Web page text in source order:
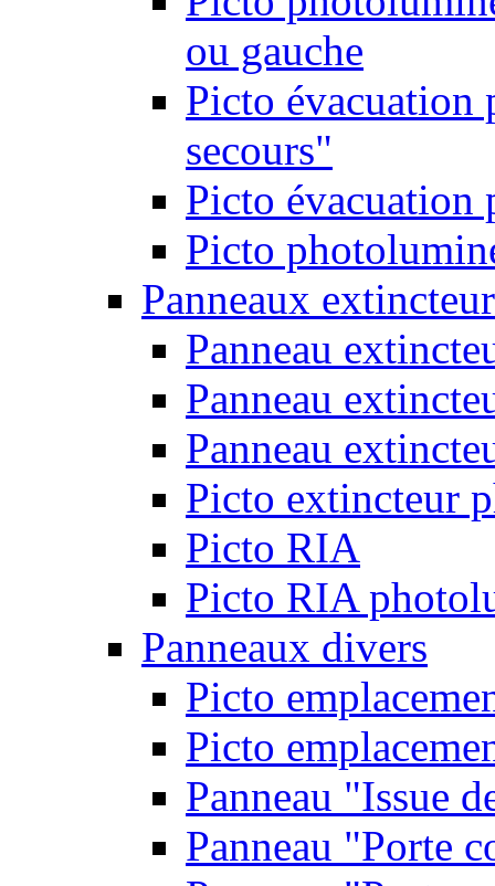
ou gauche
Picto évacuation
secours"
Picto évacuation
Picto
Panneaux
Panneau
Panneau
Panneau
Picto extincteur
Picto RIA
Picto RIA
Panneaux divers
Picto
Picto
Panneau "Issue
Panneau "Porte